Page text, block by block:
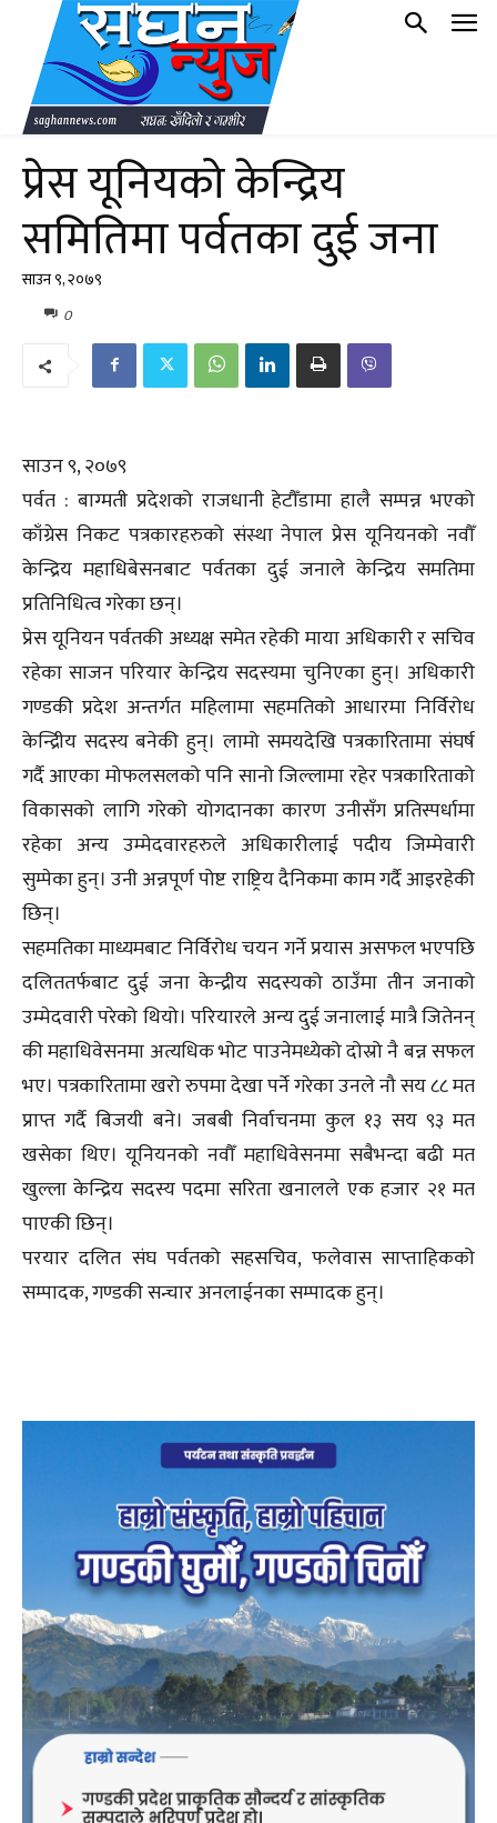
प्रेस यूनियको केन्द्रिय
समितिमा पर्वतका दुई जना
साउन ९, २०७९
0
साउन ९, २०७९
पर्वत : बाग्मती प्रदेशको राजधानी हेटौँडामा हालै सम्पन्न भएको
काँग्रेस निकट पत्रकारहरुको संस्था नेपाल प्रेस यूनियनको नवौँ
केन्द्रिय महाधिबेसनबाट पर्वतका दुई जनाले केन्द्रिय समतिमा
प्रतिनिधित्व गरेका छन्।
प्रेस यूनियन पर्वतकी अध्यक्ष समेत रहेकी माया अधिकारी र सचिव
रहेका साजन परियार केन्द्रिय सदस्यमा चुनिएका हुन्। अधिकारी
गण्डकी प्रदेश अन्तर्गत महिलामा सहमतिको आधारमा निर्विरोध
केन्द्रिीय सदस्य बनेकी हुन्। लामो समयदेखि पत्रकारितामा संघर्ष
गर्दै आएका मोफलसलको पनि सानो जिल्लामा रहेर पत्रकारिताको
विकासको लागि गरेको योगदानका कारण उनीसँग प्रतिस्पर्धामा
रहेका अन्य उम्मेदवारहरुले अधिकारीलाई पदीय जिम्मेवारी
सुम्पेका हुन्। उनी अन्नपूर्ण पोष्ट राष्ट्रिय दैनिकमा काम गर्दै आइरहेकी
छिन्।
सहमतिका माध्यमबाट निर्विरोध चयन गर्ने प्रयास असफल भएपछि
दलिततर्फबाट दुई जना केन्द्रीय सदस्यको ठाउँमा तीन जनाको
उम्मेदवारी परेको थियो। परियारले अन्य दुई जनालाई मात्रै जितेनन्
की महाधिवेसनमा अत्यधिक भोट पाउनेमध्येको दोस्रो नै बन्न सफल
भए। पत्रकारितामा खरो रुपमा देखा पर्ने गरेका उनले नौ सय ८८ मत
प्राप्त गर्दै बिजयी बने। जबबी निर्वाचनमा कुल १३ सय ९३ मत
खसेका थिए। यूनियनको नवौँ महाधिवेसनमा सबैभन्दा बढी मत
खुल्ला केन्द्रिय सदस्य पदमा सरिता खनालले एक हजार २१ मत
पाएकी छिन्।
परयार दलित संघ पर्वतको सहसचिव, फलेवास साप्ताहिकको
सम्पादक, गण्डकी सन्चार अनलाईनका सम्पादक हुन्।